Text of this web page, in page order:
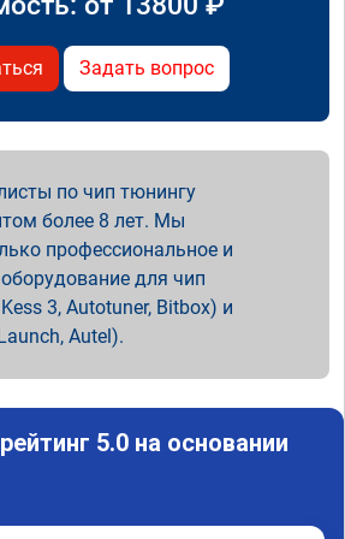
Задать вопрос
по чип тюнингу
более 8 лет. Мы
профессиональное и
для чип
3, Autotuner, Bitbox) и
Autel).
5.0 на основании